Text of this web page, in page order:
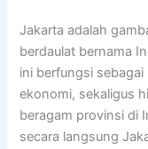
Jakarta adalah
berdaulat bernama
ini berfungsi
ekonomi, sekaligus
beragam provinsi di
secara langsung